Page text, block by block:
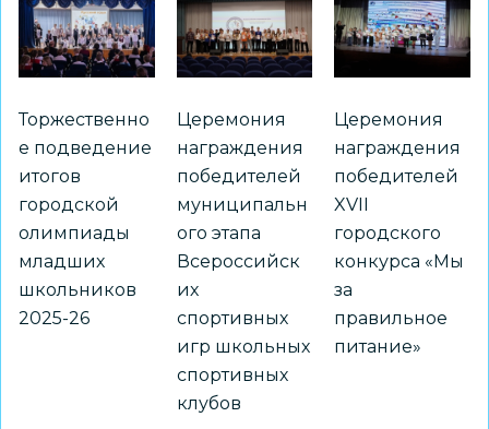
Торжественно
е подведение
итогов
городской
олимпиады
младших
школьников
2025-26
Церемония
награждения
победителей
муниципальн
ого этапа
Всероссийск
их
спортивных
игр школьных
спортивных
клубов
Церемония
награждения
победителей
XVII
городского
конкурса «Мы
за
правильное
питание»